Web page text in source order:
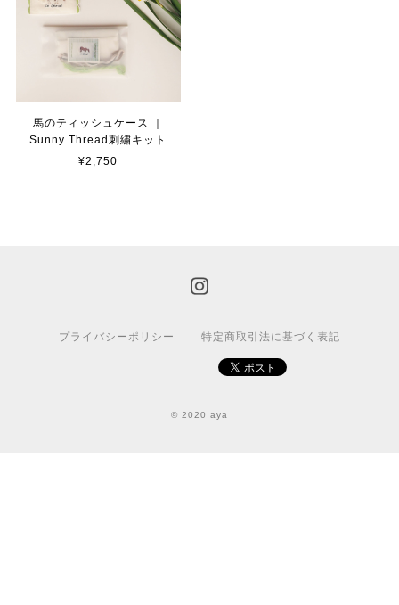
馬のティッシュケース ｜
Sunny Thread刺繍キット
¥2,750
プライバシーポリシー 特定商取引法に基づく表記
© 2020 aya